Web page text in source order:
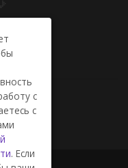
с
с
. Если